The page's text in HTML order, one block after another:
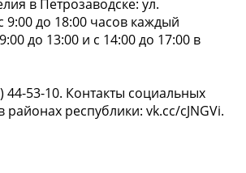
в Петрозаводске: ул.
9:00 до 18:00 часов каждый
до 13:00 и с 14:00 до 17:00 в
44-53-10. Контакты социальных
районах республики: vk.cc/cJNGVi.